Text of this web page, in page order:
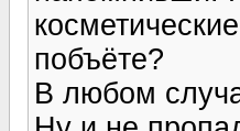
побъёте?
В любом